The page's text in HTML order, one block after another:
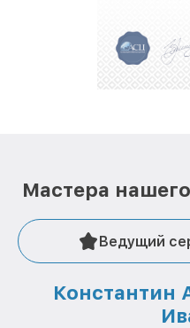
положительные отзывы
репутацию. Мы
Мастера
Ведущий
Константин